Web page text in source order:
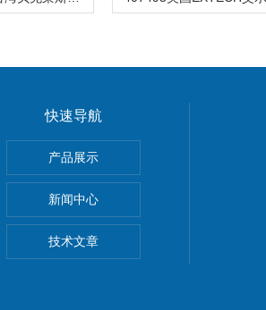
快速导航
产品展示
新闻中心
技术文章